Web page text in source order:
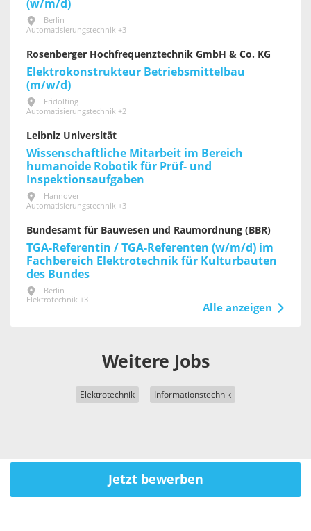
(w/m/d)
Berlin
Automatisierungstechnik +3
Rosenberger Hochfrequenztechnik GmbH & Co. KG
Elektrokonstrukteur Betriebsmittelbau
(m/w/d)
Fridolfing
Automatisierungstechnik +2
Leibniz Universität
Wissenschaftliche Mitarbeit im Bereich
humanoide Robotik für Prüf- und
Inspektionsaufgaben
Hannover
Automatisierungstechnik +3
Bundesamt für Bauwesen und Raumordnung (BBR)
TGA-Referentin / TGA-Referenten (w/m/d) im
Fachbereich Elektrotechnik für Kultur­bauten
des Bundes
Berlin
Elektrotechnik +3
Alle anzeigen
Weitere Jobs
Elektrotechnik Informationstechnik
Jetzt bewerben